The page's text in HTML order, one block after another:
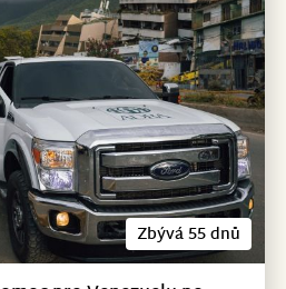
Zbývá 55 dnů